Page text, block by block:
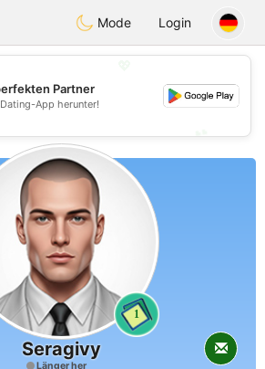
ahebikMode Login
💕
Partner
App herunter!
1
Seragivy
Länger her